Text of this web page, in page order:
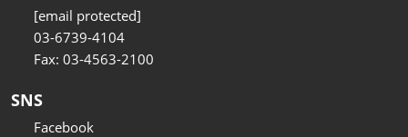
[email protected]
03-6739-4104
Fax: 03-4563-2100
SNS
Facebook